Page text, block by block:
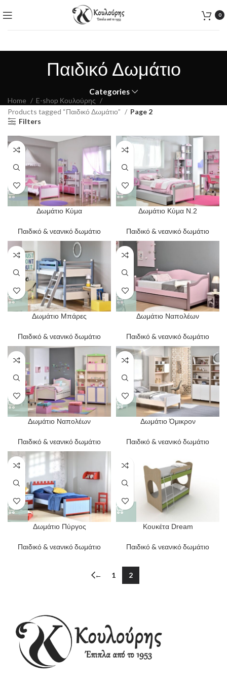
0
Παιδικό Δωμάτιο
Categories
Home
E-shop Κουλούρης
Products tagged “Παιδικό Δωμάτιο”
Page 2
Filters
Δωμάτιο Κύμα
Παιδικό & νεανικό δωμάτιο
Δωμάτιο Κύμα Ν.2
Παιδικό & νεανικό δωμάτιο
Δωμάτιο Μπάρες
Παιδικό & νεανικό δωμάτιο
Δωμάτιο Ναπολέων
Παιδικό & νεανικό δωμάτιο
Δωμάτιο Ναπολέων
Παιδικό & νεανικό δωμάτιο
Δωμάτιο Όμικρον
Παιδικό & νεανικό δωμάτιο
Δωμάτιο Πύργος
Παιδικό & νεανικό δωμάτιο
Κουκέτα Dream
Παιδικό & νεανικό δωμάτιο
← 1 2